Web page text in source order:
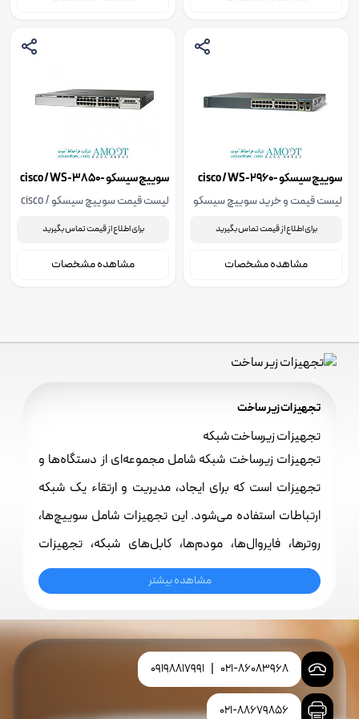
سوییچ سیسکو cisco / WS-2960-
24PC-L-RF
لیست قیمت و خرید سوییچ سیسکو
همراه با مشخصات فنی، جهت اطلاع
برای اطلاع از قیمت تماس بگیرید
مشاهده مشخصات
سوییچ سیسکو cisco / WS-3850-
24T-S
لیست قیمت سوییچ سیسکو cisco /
برای اطلاع از قیمت تماس بگیرید
مشاهده مشخصات
تجهیزات زیر ساخت
تجهیزات زیرساخت شبکه
تجهیزات زیرساخت شبکه شامل مجموعه‌ای از دستگاه‌ها و
تجهیزات است که برای ایجاد، مدیریت و ارتقاء یک شبکه
ارتباطات استفاده می‌شود. این تجهیزات شامل سوییچ‌ها،
روترها، فایروال‌ها، مودم‌ها، کابل‌های شبکه، تجهیزات
وایرلس، محافظ برق، سرورها، دستگاه‌های ارتباطی و
دستگاه‌های ذخیره‌سازی می‌شود. این تجهیزات اساسی برای
ارتباطات داده و انتقال اطلاعات در یک سازمان یا شبکه محلی
و یا یک شبکه گسترده استفاده می‌شود و نقش مهمی در
عملکرد و امنیت شبکه دارند.
مشاهده بیشتر
021-86083968
09198817991
021-88679856